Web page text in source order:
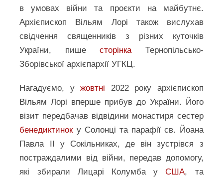
в умовах війни та проєкти на майбутнє.
Архієпископ Вільям Лорі також вислухав
свідчення священників з різних куточків
України, пишесторінка Тернопільсько-
Зборівської архієпархії УГКЦ.
Нагадуємо, ужовтні 2022 року архієпископ
Вільям Лорі вперше прибув до України. Його
візит передбачав відвідини монастиря сестер
бенедиктиноку Солонці та парафії св. Йоана
Павла ІІ у Сокільниках, де він зустрівся з
постраждалими від війни, передав допомогу,
які збирали Лицарі Колумба уСША, та